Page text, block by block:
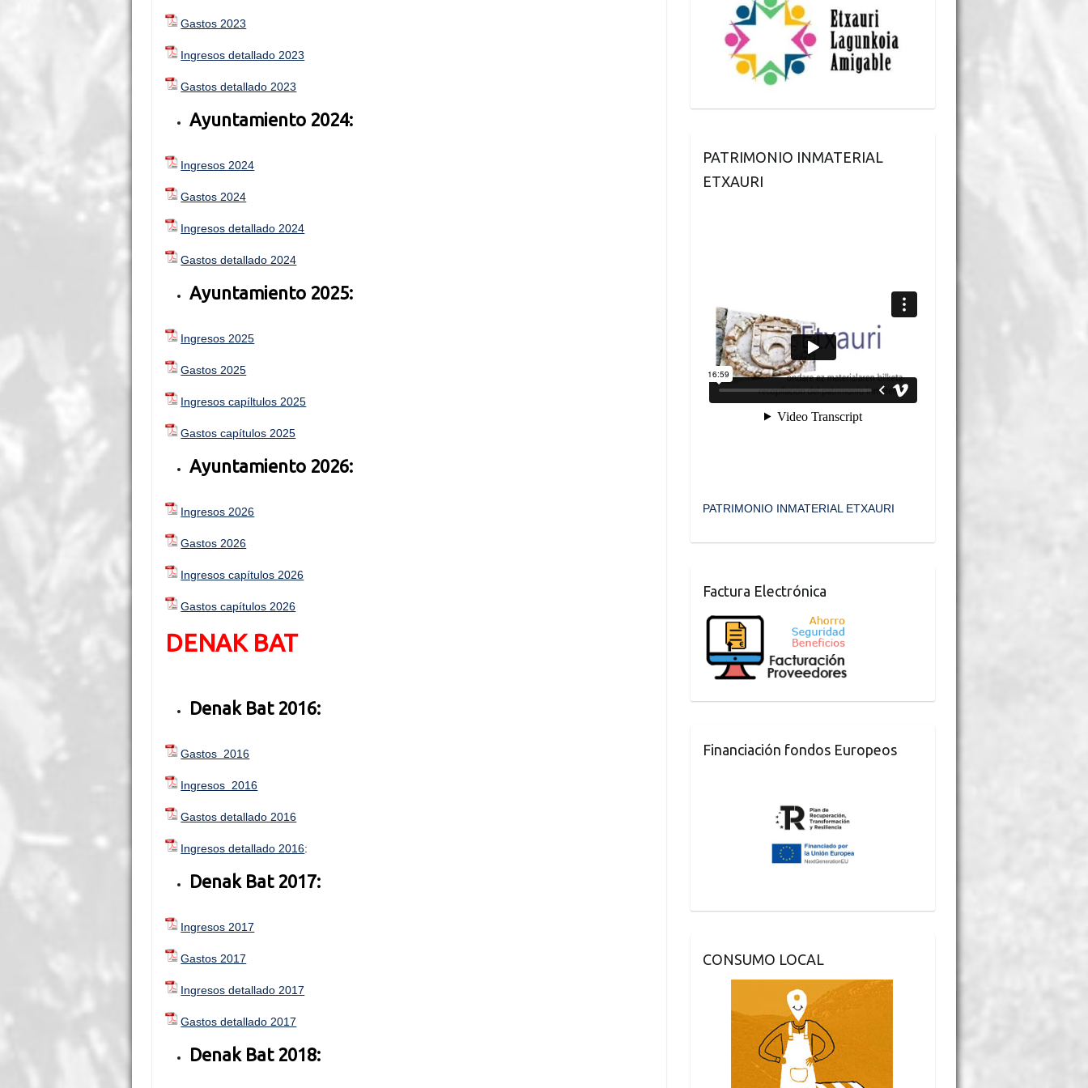
Gastos 2023
Ingresos detallado 2023
Gastos detallado 2023
Ayuntamiento 2024:
Ingresos 2024
Gastos 2024
Ingresos detallado 2024
Gastos detallado 2024
Ayuntamiento 2025:
Ingresos 2025
Gastos 2025
Ingresos capíltulos 2025
Gastos capítulos 2025
Ayuntamiento 2026:
Ingresos 2026
Gastos 2026
Ingresos capítulos 2026
Gastos capítulos 2026
DENAK BAT
Denak Bat 2016:
Gastos 2016
Ingresos 2016
Gastos detallado 2016
Ingresos detallado 2016:
Denak Bat 2017:
Ingresos 2017
Gastos 2017
Ingresos detallado 2017
Gastos detallado 2017
Denak Bat 2018:
PATRIMONIO INMATERIAL
ETXAURI
PATRIMONIO INMATERIAL ETXAURI
Factura Electrónica
Financiación fondos Europeos
CONSUMO LOCAL